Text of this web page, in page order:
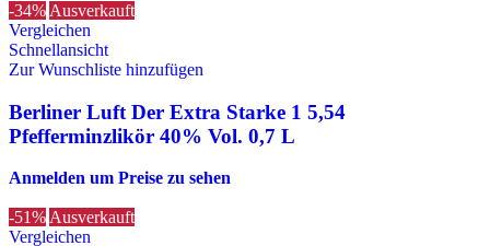
-34% Ausverkauft
Vergleichen
Schnellansicht
Zur Wunschliste hinzufügen
Berliner Luft Der Extra Starke 1 5,54
Pfefferminzlikör 40% Vol. 0,7 L
Anmelden um Preise zu sehen
-51%Ausverkauft
Vergleichen